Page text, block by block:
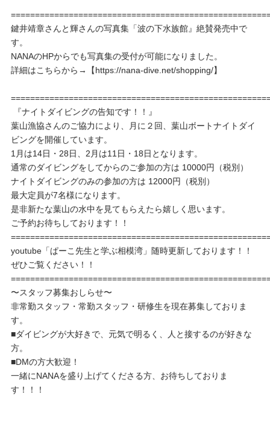
鍵井靖章さんと輝さんの写真集「波の下水族館』絶賛発売中で
す。
NANAのHPからでも写真集の受付が可能になりました。
詳細はこちらから→【https://nana-dive.net/shopping/】
『ナイトダイビングの告知です！！』
葉山漁協さんのご協力により、月に２回、葉山ボートナイトダイ
ビングを開催しています。
1月は14日・28日、2月は11日・18日となります。
通常のダイビングをしてからのご参加の方は 10000円（税別）
ナイトダイビングのみの参加の方は 12000円（税別）
最大定員が7名様になります。
是非新たな葉山の水中を見てもらえたら嬉しく思います。
ご予約お待ちしております！！
youtube「ぱーこ先生と学ぶ相模湾」随時更新しております！！
ぜひご覧ください！！
〜スタッフ募集おしらせ〜
非常勤スタッフ・常勤スタッフ・研修生を現在募集しておりま
す。
■ダイビングが大好きで、元気で明るく、人と接するのが好きな
方。
■DMの方大歓迎！
一緒にNANAを盛り上げてくださる方、お待ちしておりま
す！！！